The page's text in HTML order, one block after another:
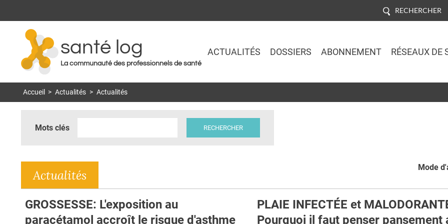
RECHERCHER
santé log
La communauté des professionnels de santé
ACTUALITÉS DOSSIERS ABONNEMENT RÉSEAUX DE
Accueil > Actualités > Actualités
Mots clés
Mode
Actualités
GROSSESSE: L'exposition au
paracétamol accroît le risque d'asthme
PLAIE INFECTÉE et
Pourquoi il faut penser pansement